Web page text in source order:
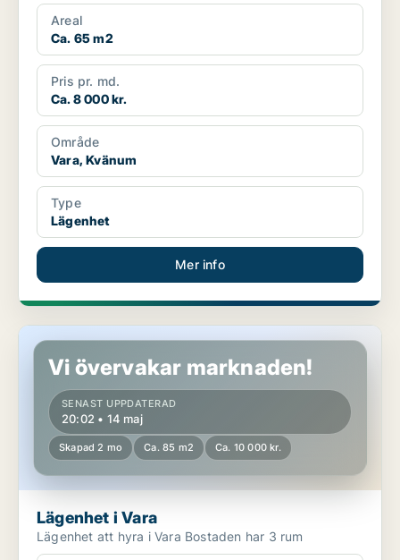
Areal
Ca. 65 m2
Pris pr. md.
Ca. 8 000 kr.
Område
Vara, Kvänum
Type
Lägenhet
Mer info
Lägenhet i Vara
Vi övervakar marknaden!
SENAST UPPDATERAD
20:02 • 14 maj
Skapad 2 mo Ca. 85 m2 Ca. 10 000 kr.
Lägenhet i Vara
Lägenhet att hyra i Vara Bostaden har 3 rum